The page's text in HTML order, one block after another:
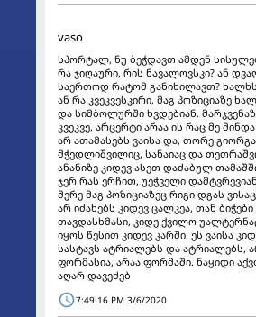
vaso
სპორტალ, ნუ ბეჭდავთ ამდენ
რა ჯიღაური, რის ნავალოვსკი? ან
საერთოდ რატომ განიხილავთ?
ან რა კვეკვესკირი, მაგ პოზიციაზე
და სიმბოლურში ხვდებიან.
კვეკვე, არცერტი არაა ის რაც მე
არ ათამასებს ვაისა და, თორე
მჭედლიშვილიც, სანაიაც და
ანანიზე კიდევ ასეთ დაძაბულ
ჯერ რას ერჩით, უეჭველი
მერე მაგ პოზიციაზეც რიგი დგას
არ იძახებს კიდევ ცალკეა, თან ბიჭები
თავდასხმასი, კიდე ქვილო
იყოს წესით კიდევ კარში. ეს ვაისა
სასტავს ატრიალებს და ატრიალებს,
ფორმასია, არაა ფორმაში. ნაყიდი
აღარ დავეძებ
7:49:16 PM 3/6/2020